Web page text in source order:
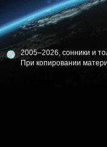
2005–2026, сонники и
При копировании